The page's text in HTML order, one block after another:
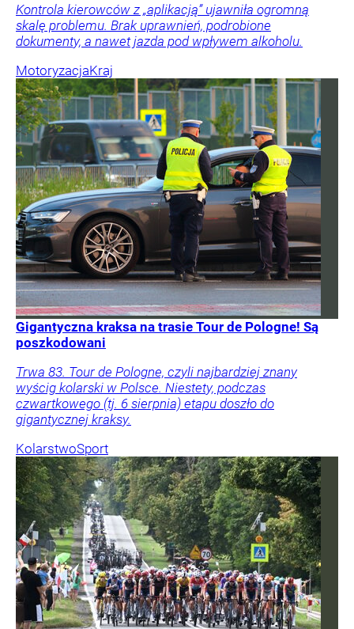
Kontrola kierowców z „aplikacją” ujawniła ogromną
skalę problemu. Brak uprawnień, podrobione
dokumenty, a nawet jazda pod wpływem alkoholu.
MotoryzacjaKraj
Gigantyczna kraksa na trasie Tour de Pologne! Są
poszkodowani
Trwa 83. Tour de Pologne, czyli najbardziej znany
wyścig kolarski w Polsce. Niestety, podczas
czwartkowego (tj. 6 sierpnia) etapu doszło do
gigantycznej kraksy.
KolarstwoSport